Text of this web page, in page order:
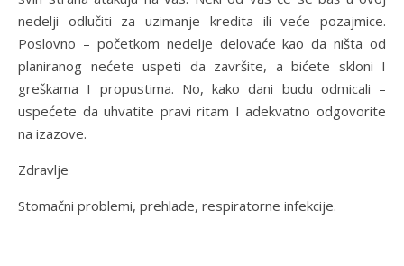
nedelji odlučiti za uzimanje kredita ili veće pozajmice.
Poslovno – početkom nedelje delovaće kao da ništa od
planiranog nećete uspeti da završite, a bićete skloni I
greškama I propustima. No, kako dani budu odmicali –
uspećete da uhvatite pravi ritam I adekvatno odgovorite
na izazove.
Zdravlje
Stomačni problemi, prehlade, respiratorne infekcije.